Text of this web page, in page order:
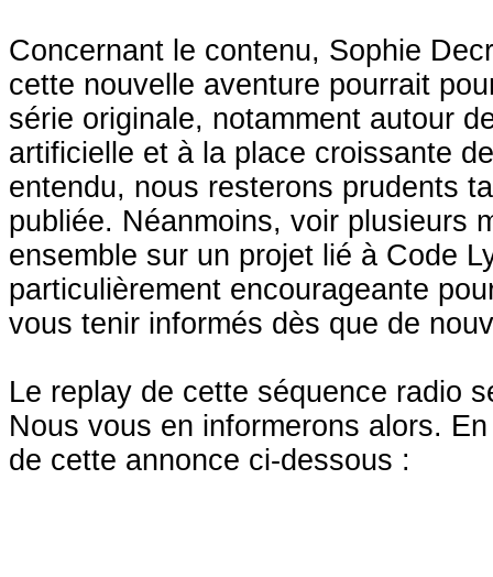
Concernant le contenu, Sophie
cette nouvelle aventure pourrait
série originale, notamment autour
artificielle et à la place croissante
entendu, nous resterons prudents
publiée. Néanmoins, voir plusieurs
ensemble sur un projet lié à Code
particulièrement encourageante
vous tenir informés dès que de
Le replay de cette séquence radio
Nous vous en informerons alors.
de cette annonce ci-dessous :